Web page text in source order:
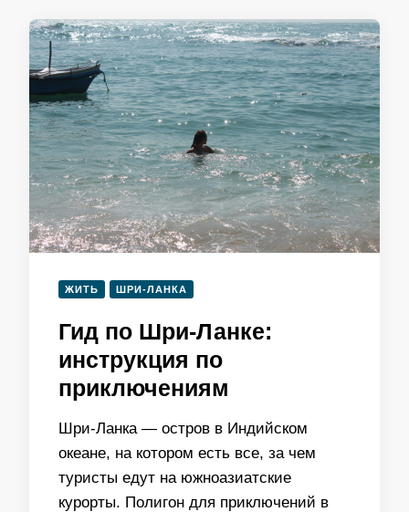
ЖИТЬ ШРИ-ЛАНКА
Гид по Шри-Ланке:
инструкция по
приключениям
Шри-Ланка — остров в Индийском
океане, на котором есть все, за чем
туристы едут на южноазиатские
курорты. Полигон для приключений в